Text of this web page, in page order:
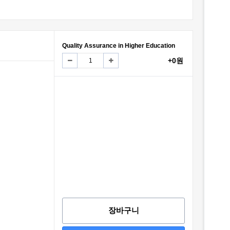
Quality Assurance in Higher Education
+0원
장바구니